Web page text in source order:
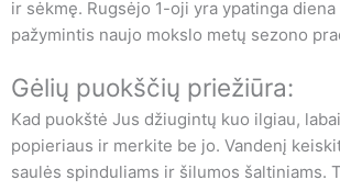
ir sėkmę. Rugsėjo 1-oji yra ypatinga
pažymintis naujo mokslo metų sezono
Gėlių puokščių priežiūra:
Kad puokštė Jus džiugintų kuo ilgiau,
popieriaus ir merkite be jo. Vandenį
saulės spinduliams ir šilumos šaltiniams.